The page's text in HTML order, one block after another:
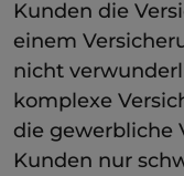
Kunden die
einem
nicht
komplexe
die gewerbliche
Kunden nur